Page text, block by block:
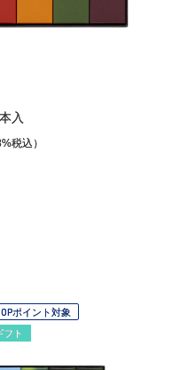
入
税込）
OPポイント対象
フト